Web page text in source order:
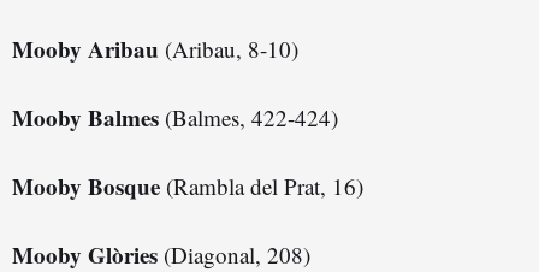
Mooby Aribau (Aribau, 8-10)
Mooby Balmes (Balmes, 422-424)
Mooby Bosque (Rambla del Prat, 16)
Mooby Glòries (Diagonal, 208)